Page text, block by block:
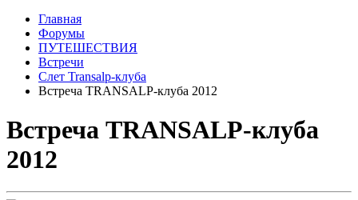
Главная
Форумы
ПУТЕШЕСТВИЯ
Встречи
Слет Transalp-клуба
Встреча TRANSALP-клуба 2012
Встреча TRANSALP-клуба
2012